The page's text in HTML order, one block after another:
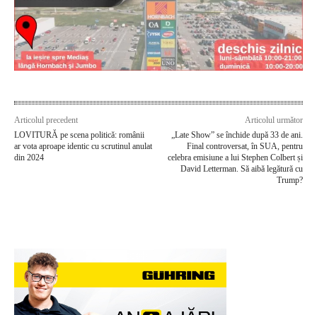
Articolul precedent
LOVITURĂ pe scena politică: românii
ar vota aproape identic cu scrutinul anulat
din 2024
Articolul următor
„Late Show” se închide după 33 de ani.
Final controversat, în SUA, pentru
celebra emisiune a lui Stephen Colbert și
David Letterman. Să aibă legătură cu
Trump?